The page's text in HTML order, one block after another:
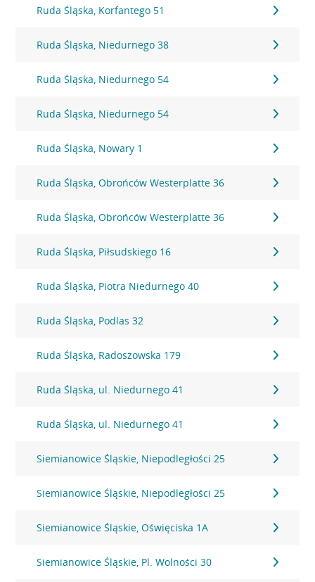
Ruda Śląska, Korfantego 51
Ruda Śląska, Niedurnego 38
Ruda Śląska, Niedurnego 54
Ruda Śląska, Niedurnego 54
Ruda Śląska, Nowary 1
Ruda Śląska, Obrońców Westerplatte 36
Ruda Śląska, Obrońców Westerplatte 36
Ruda Śląska, Piłsudskiego 16
Ruda Śląska, Piotra Niedurnego 40
Ruda Śląska, Podlas 32
Ruda Śląska, Radoszowska 179
Ruda Śląska, ul. Niedurnego 41
Ruda Śląska, ul. Niedurnego 41
Siemianowice Śląskie, Niepodległości 25
Siemianowice Śląskie, Niepodległości 25
Siemianowice Śląskie, Oświęciska 1A
Siemianowice Śląskie, Pl. Wolności 30